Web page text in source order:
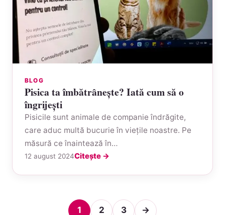
BLOG
Pisica ta îmbătrânește? Iată cum să o
îngrijești
Pisicile sunt animale de companie îndrăgite,
care aduc multă bucurie în viețile noastre. Pe
măsură ce înaintează în…
12 august 2024Citește →
1 2 3 →